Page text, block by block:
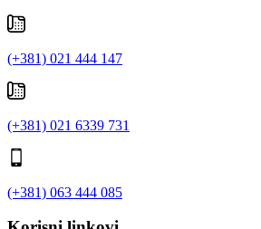
(+381) 021 444 147
(+381) 021 6339 731
(+381) 063 444 085